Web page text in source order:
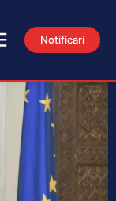
Notificari